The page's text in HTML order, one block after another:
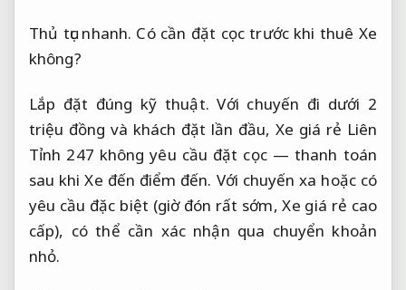
Thủ tục nhanh. Có cần đặt cọc trước khi thuê Xe
không?
Lắp đặt đúng kỹ thuật. Với chuyến đi dưới 2
triệu đồng và khách đặt lần đầu, Xe giá rẻ Liên
Tỉnh 247 không yêu cầu đặt cọc — thanh toán
sau khi Xe đến điểm đến. Với chuyến xa hoặc có
yêu cầu đặc biệt (giờ đón rất sớm, Xe giá rẻ cao
cấp), có thể cần xác nhận qua chuyển khoản
nhỏ.